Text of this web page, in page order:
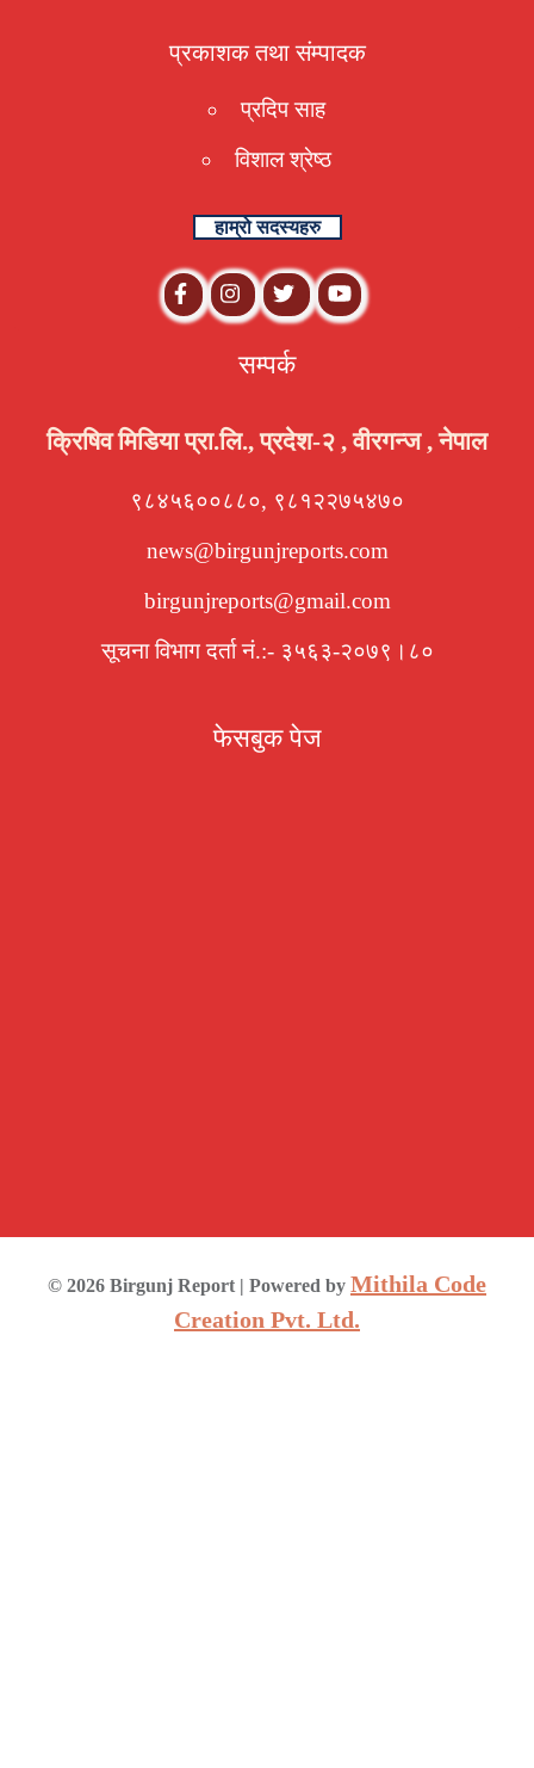
प्रकाशक तथा संम्पादक
प्रदिप साह
विशाल श्रेष्ठ
हाम्रो सदस्यहरु
सम्पर्क
क्रिषिव मिडिया प्रा.लि., प्रदेश-२ , वीरगन्ज , नेपाल
९८४५६००८८०, ९८१२२७५४७०
news@birgunjreports.com
birgunjreports@gmail.com
सूचना विभाग दर्ता नं.:- ३५६३-२०७९।८०
फेसबुक पेज
© 2026 Birgunj Report | Powered by Mithila Code
Creation Pvt. Ltd.